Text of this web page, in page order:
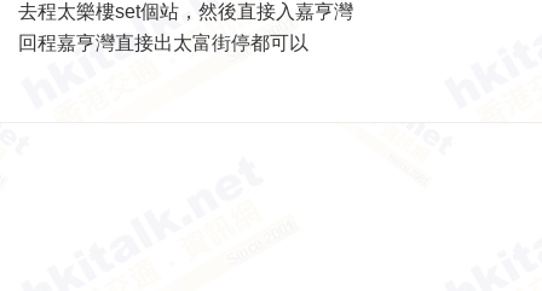
去程太樂樓set個站，然後直接入嘉亨灣
回程嘉亨灣直接出太富街停都可以